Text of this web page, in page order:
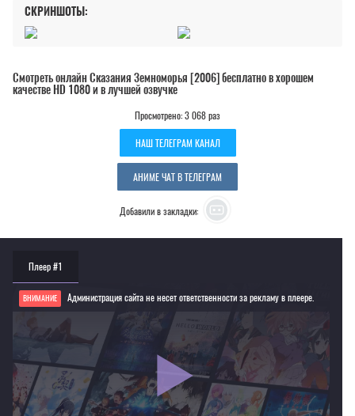
СКРИНШОТЫ:
Смотреть онлайн Сказания Земноморья [2006] бесплатно в хорошем
качестве HD 1080 и в лучшей озвучке
Просмотрено: 3 068 раз
НАШ ТЕЛЕГРАМ КАНАЛ
АНИМЕ ЧАТ В ТЕЛЕГРАМ
Добавили в закладки:
Плеер #1
ВНИМАНИЕ Администрация сайта не несет ответственности за рекламу в плеере.
Если видео не работает, обновите страницу или выберите другой плеер!
Для просмотра некоторых аниме необходимо установить VPN
Текущее воспроизведение：Сказания Земноморья [2006]